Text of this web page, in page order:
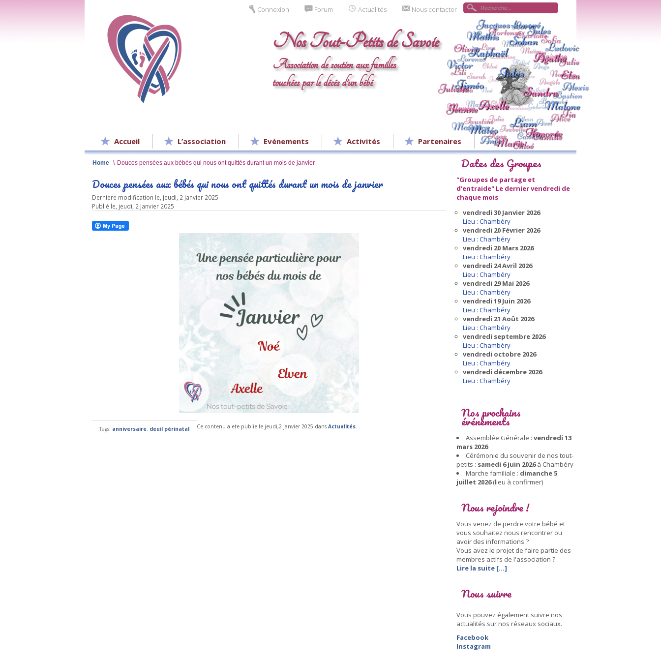
Connexion Forum Actualités Nous contacter
Nos Tout-Petits de Savoie
Association de soutien aux familles
touchées par le décés d’un bébé
Accueil L’association Evénements Activités Partenaires
Home \ Douces pensées aux bébés qui nous ont quittés durant un mois de janvier
Douces pensées aux bébés qui nous ont quittés durant un mois de janvier
Derniere modification le, jeudi, 2 janvier 2025
Publié le, jeudi, 2 janvier 2025
Tags: anniversaire, deuil périnatal Ce contenu a ete publie le jeudi,2 janvier 2025 dans Actualités. .
Dates des Groupes
"Groupes de partage et
d'entraide" Le dernier vendredi de
chaque mois
vendredi 30 Janvier 2026
Lieu : Chambéry
vendredi 20 Février 2026
Lieu : Chambéry
vendredi 20 Mars 2026
Lieu : Chambéry
vendredi 24 Avril 2026
Lieu : Chambéry
vendredi 29 Mai 2026
Lieu : Chambéry
vendredi 19 Juin 2026
Lieu : Chambéry
vendredi 21 Août 2026
Lieu : Chambéry
vendredi septembre 2026
Lieu : Chambéry
vendredi octobre 2026
Lieu : Chambéry
vendredi décembre 2026
Lieu : Chambéry
Nos prochains
événements
Assemblée Générale : vendredi 13
mars 2026
Cérémonie du souvenir de nos tout-
petits : samedi 6 juin 2026à Chambéry
Marche familiale : dimanche 5
juillet 2026(lieu à confirmer)
Nous rejoindre !
Vous venez de perdre votre bébé et
vous souhaitez nous rencontrer ou
avoir des informations ?
Vous avez le projet de faire partie des
membres actifs de l'association ?
Lire la suite [...]
Nous suivre
Vous pouvez également suivre nos
actualités sur nos réseaux sociaux.
Facebook
Instagram